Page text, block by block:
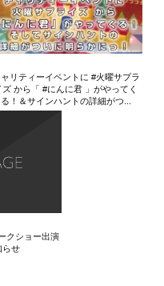
リティーイベントに #火曜サプラ
ズ から「 #にんに君 」がやってく
る！＆サインハントの詳細がつ...
クショー出演
らせ